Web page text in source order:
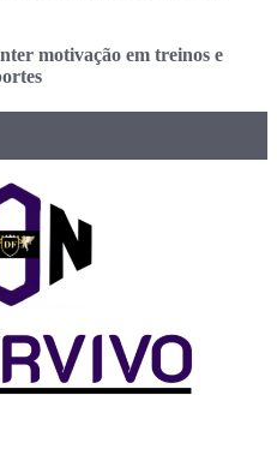
motivação em treinos e